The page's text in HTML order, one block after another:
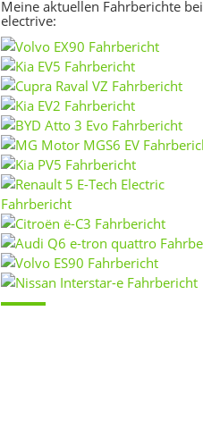
Meine aktuellen Fahrberichte bei
electrive: